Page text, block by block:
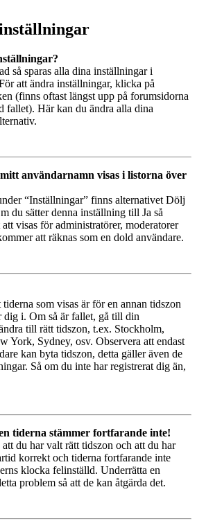
så sparas alla dina inställningar i
att ändra inställningar, klicka på
(finns oftast längst upp på forumsidorna
fallet). Här kan du ändra alla dina
användarnamn visas i listorna över
“Inställningar” finns alternativet Dölj
du sätter denna inställning till Ja så
visas för administratörer, moderatorer
att räknas som en dold användare.
som visas är för en annan tidszon
dig i. Om så är fallet, gå till din
till rätt tidszon, t.ex. Stockholm,
York, Sydney, osv. Observera att endast
kan byta tidszon, detta gäller även de
Så om du inte har registrerat dig än,
tiderna stämmer fortfarande inte!
du har valt rätt tidszon och att du har
korrekt och tiderna fortfarande inte
klocka felinställd. Underrätta en
problem så att de kan åtgärda det.